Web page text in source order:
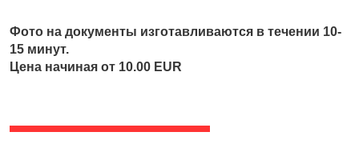
Фото на документы изготавливаются в течении 10-
15 минут.
Цена начиная от 10.00 EUR